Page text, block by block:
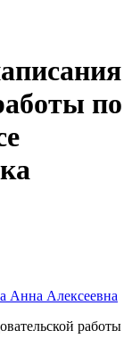
по
Анна Алексеевна
работы